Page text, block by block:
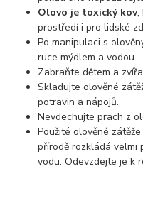
Olovo je toxický kov,
prostředí i pro lidské
Po manipulaci s
ruce mýdlem a vodou.
Zabraňte dětem a
Skladujte olověné
potravin a nápojů.
Nevdechujte prach z
Použité olověné
přírodě rozkládá velmi
vodu. Odevzdejte je k